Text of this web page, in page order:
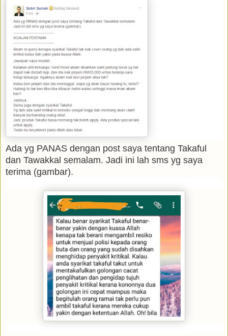
Ada yg PANAS dengan post saya tentang Takaful
dan Tawakkal semalam. Jadi ini lah sms yg saya
terima (gambar).